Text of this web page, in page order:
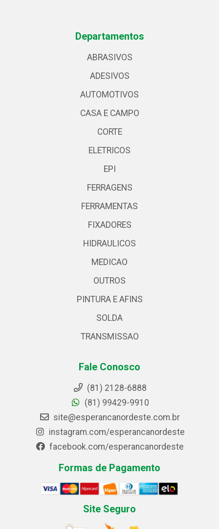
Departamentos
ABRASIVOS
ADESIVOS
AUTOMOTIVOS
CASA E CAMPO
CORTE
ELETRICOS
EPI
FERRAGENS
FERRAMENTAS
FIXADORES
HIDRAULICOS
MEDICAO
OUTROS
PINTURA E AFINS
SOLDA
TRANSMISSAO
Fale Conosco
(81) 2128-6888
(81) 99429-9910
site@esperancanordeste.com.br
instagram.com/esperancanordeste
facebook.com/esperancanordeste
Formas de Pagamento
Site Seguro